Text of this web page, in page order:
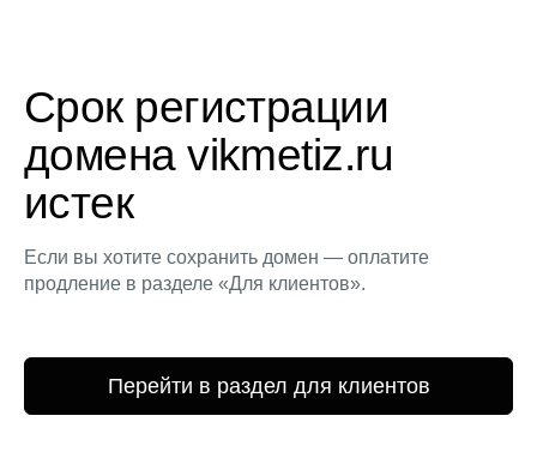
Срок регистрации
домена vikmetiz.ru
истек
Если вы хотите сохранить домен — оплатите
продление в разделе «Для клиентов».
Перейти в раздел для клиентов